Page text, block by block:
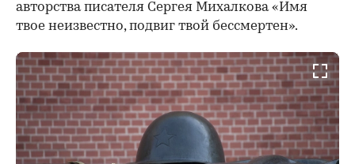
авторства писателя Сергея Михалкова «Имя
твое неизвестно, подвиг твой бессмертен».